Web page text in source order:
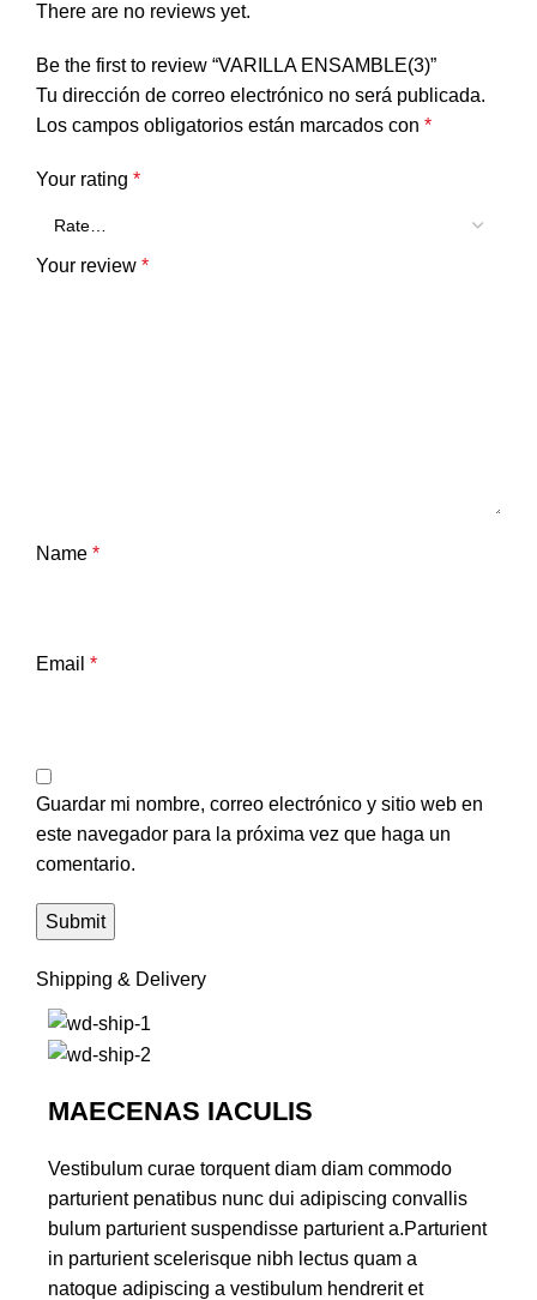
There are no reviews yet.
Be the first to review “VARILLA ENSAMBLE(3)”
Tu dirección de correo electrónico no será publicada.
Los campos obligatorios están marcados con *
Your rating *
Your review *
Name *
Email *
Guardar mi nombre, correo electrónico y sitio web en
este navegador para la próxima vez que haga un
comentario.
Shipping & Delivery
MAECENAS IACULIS
Vestibulum curae torquent diam diam commodo
parturient penatibus nunc dui adipiscing convallis
bulum parturient suspendisse parturient a.Parturient
in parturient scelerisque nibh lectus quam a
natoque adipiscing a vestibulum hendrerit et